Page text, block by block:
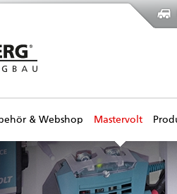
& Webshop Mastervolt